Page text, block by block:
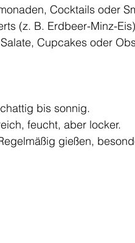
Cocktails oder
(z. B. Erdbeer-Minz-
Cupcakes oder
bis sonnig.
feucht, aber locker.
gießen,